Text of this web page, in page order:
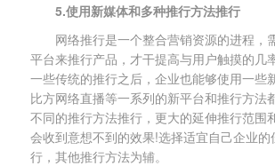
5.使用新媒体和多种推行方法推行
网络推行是一个整合营销资源的进程，
平台来推行产品，才干提高与用户触摸的几
一些传统的推行之后，企业也能够使用一些
比方网络直播等一系列的新平台和推行方法
不同的推行方法推行，更大的延伸推行范围
会收到意想不到的效果!选择适宜自己企业的
行，其他推行方法为辅。